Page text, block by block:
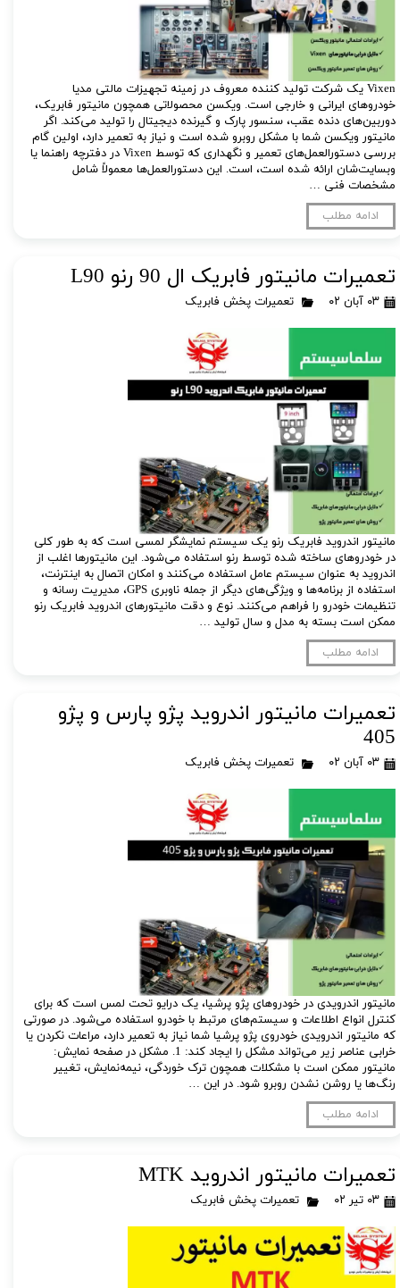
Vixen یک شرکت تولید کننده معروف در زمینه تجهیزات مالتی مدیا
خودروهای ایرانی و خارجی است. ویکسن محصولاتی همچون مانیتور فابریک،
دوربین‌های دنده عقب، سنسور پارک و گیرنده دیجیتال را تولید می‌کند. اگر
مانیتور ویکسن شما با مشکل روبرو شده است و نیاز به تعمیر دارد، اولین گام
بررسی دستورالعمل‌های تعمیر و نگهداری که توسط Vixen در دفترچه راهنما یا
وبسایت‌شان ارائه شده است، است. این دستورالعمل‌ها معمولاً شامل
مشخصات فنی …
ادامه مطلب
تعمیرات مانیتور فابریک ال 90 رنو L90
۰۳ آبان ۰۲ تعمیرات پخش فابریک
مانیتور اندروید فابریک رنو یک سیستم نمایشگر لمسی است که به طور کلی
در خودروهای ساخته شده توسط رنو استفاده می‌شود. این مانیتورها اغلب از
اندروید به عنوان سیستم عامل استفاده می‌کنند و امکان اتصال به اینترنت،
استفاده از برنامه‌ها و ویژگی‌های دیگر از جمله ناوبری GPS، مدیریت رسانه و
تنظیمات خودرو را فراهم می‌کنند. نوع و دقت مانیتورهای اندروید فابریک رنو
ممکن است بسته به مدل و سال تولید …
ادامه مطلب
تعمیرات مانیتور اندروید پژو پارس و پژو
405
۰۳ آبان ۰۲ تعمیرات پخش فابریک
مانیتور اندرویدی در خودروهای پژو پرشیا، یک درایو تحت لمس است که برای
کنترل انواع اطلاعات و سیستم‌های مرتبط با خودرو استفاده می‌شود. در صورتی
که مانیتور اندرویدی خودروی پژو پرشیا شما نیاز به تعمیر دارد، مراعات نکردن یا
خرابی عناصر زیر می‌تواند مشکل را ایجاد کند: 1. مشکل در صفحه نمایش:
مانیتور ممکن است با مشکلات همچون ترک خوردگی، نیمه‌نمایش، تغییر
رنگ‌ها یا روشن نشدن روبرو شود. در این …
ادامه مطلب
تعمیرات مانیتور اندروید MTK
۰۳ تیر ۰۲ تعمیرات پخش فابریک